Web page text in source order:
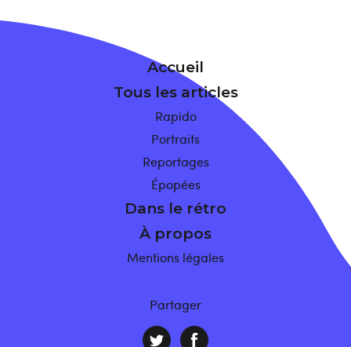
Accueil
Tous les articles
Rapido
Portraits
Reportages
Épopées
Dans le rétro
À propos
Mentions légales
Partager